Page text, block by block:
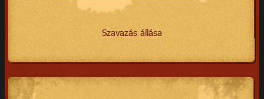
Szavazás állása